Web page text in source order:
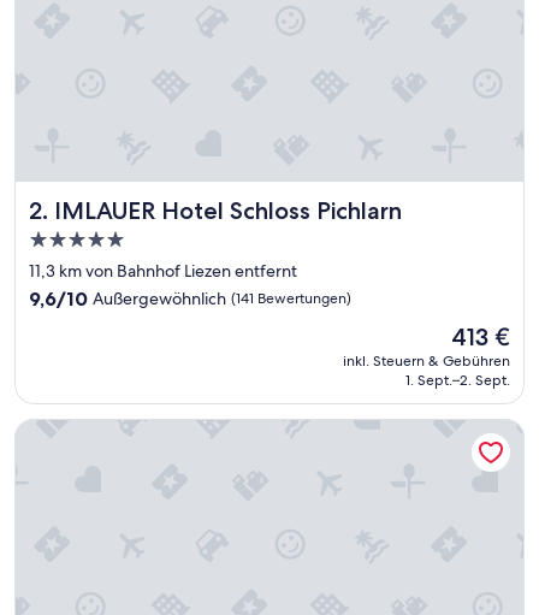
2. IMLAUER Hotel Schloss Pichlarn
IMLAUER Hotel Schloss Pichlarn
5.0-
Sterne-
Unterkunft
11,3 km von Bahnhof Liezen entfernt
9.6
Bewertungen)
9,6/10 Außergewöhnlich (141 Bewertungen)
Der
Preis
beträgt
413 €
inkl. Steuern & Gebühren
1. Sept.–2. Sept.
Hotel Spirodom Admont